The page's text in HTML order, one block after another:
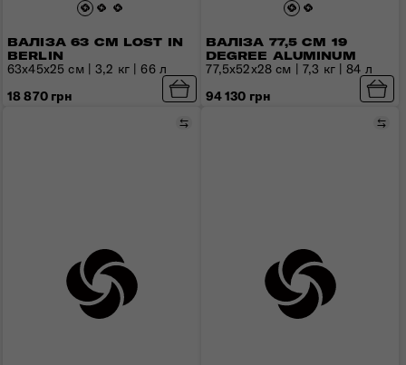
ВАЛІЗА 63 СМ LOST IN
BERLIN
63х45х25 см | 3,2 кг | 66 л
18 870 грн
ВАЛІЗА 77,5 СМ 19
DEGREE ALUMINUM
77,5x52x28 см | 7,3 кг | 84 л
94 130 грн
Порівняти